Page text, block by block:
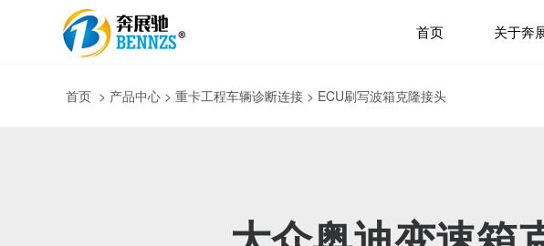
首页 关于奔
首页 > 产品中心 > 重卡工程车辆诊断连接 > ECU刷写波箱克隆接头